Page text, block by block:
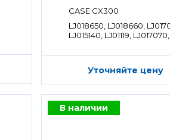
CASE CX300
LJ018650, LJ018660,
LJ015140, LJ01119, LJ017070,
LJ015660
Уточняйте цену
В наличии